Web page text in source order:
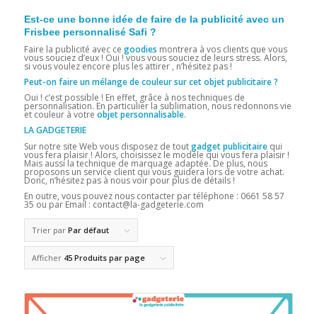
Est-ce une bonne idée de faire de la publicité avec un
Frisbee personnalisé Safi ?
Faire la publicité avec ce goodies montrera à vos clients que vous
vous souciez d’eux ! Oui ! vous vous souciez de leurs stress. Alors,
si vous voulez encore plus les attirer , n’hésitez pas !
Peut-on faire un mélange de couleur sur cet objet publicitaire ?
Oui ! c’est possible ! En effet, grâce à nos techniques de
personnalisation. En particulier la sublimation, nous redonnons vie
et couleur à votre objet personnalisable.
LA GADGETERIE
Sur notre site Web vous disposez de toutgadget publicitairequi
vous fera plaisir ! Alors, choisissez le modèle qui vous fera plaisir !
Mais aussi la technique de marquage adaptée. De plus, nous
proposons un service client qui vous guidera lors de votre achat.
Donc, n’hésitez pas à nous voir pour plus de détails !
En outre, vous pouvez nous contacter par téléphone : 0661 58 57
35 ou par Email : contact@la-gadgeterie.com
Trier par Par défaut
Afficher 45 Produits par page